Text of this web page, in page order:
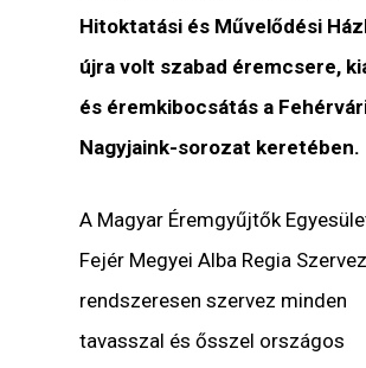
Hitoktatási és Művelődési
újra volt szabad éremcsere,
és éremkibocsátás a
Nagyjaink-sorozat keretében.
A Magyar Éremgyűjtők
Fejér Megyei Alba Regia
rendszeresen szervez minden
tavasszal és ősszel országos